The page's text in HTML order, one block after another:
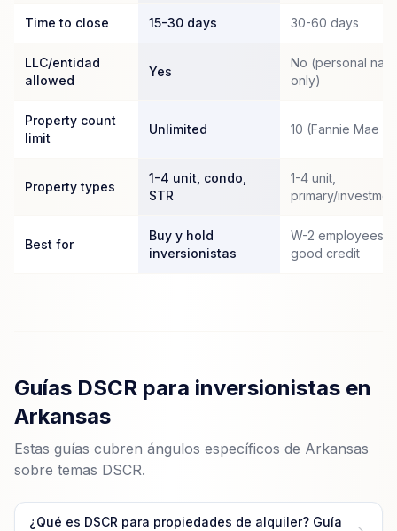
Time to close 15-30 days 30-60 days
LLC/entidad
allowed
Yes
No (personal
only)
Property count
limit
Unlimited 10 (Fannie Mae
Property types
1-4 unit, condo,
STR
1-4 unit,
primary/
Best for
Buy y hold
inversionistas
W-2 employees
good credit
Guías DSCR para inversionistas en
Arkansas
Estas guías cubren ángulos específicos de Arkansas
sobre temas DSCR.
¿Qué es DSCR para propiedades de alquiler? Guía